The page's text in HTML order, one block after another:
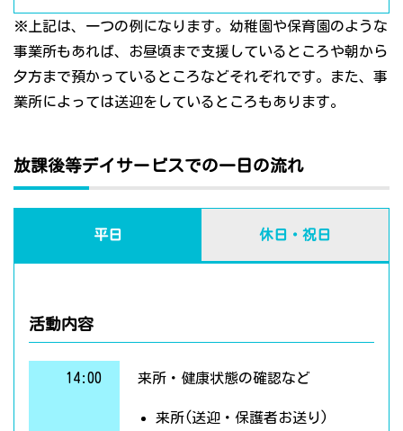
※上記は、一つの例になります。幼稚園や保育園のような
事業所もあれば、お昼頃まで支援しているところや朝から
夕方まで預かっているところなどそれぞれです。また、事
業所によっては送迎をしているところもあります。
放課後等デイサービスでの一日の流れ
平日 休日・祝日
活動内容
14:00 来所・健康状態の確認など
来所(送迎・保護者お送り)